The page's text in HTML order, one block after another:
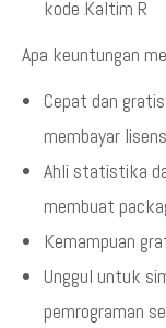
kode Kaltim R
Apa keuntungan
Cepat dan
membayar
Ahli statistika
membuat
Kemampuan
Unggul untuk
pemrograman